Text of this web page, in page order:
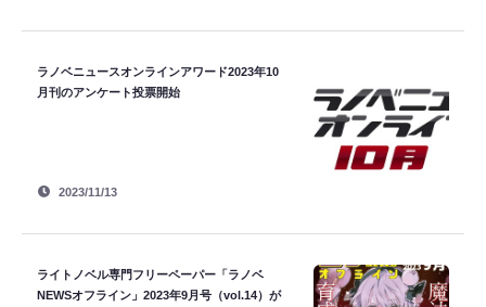
ラノベニュースオンラインアワード2023年10
月刊のアンケート投票開始
2023/11/13
ライトノベル専門フリーペーパー「ラノベ
NEWSオフライン」2023年9月号（vol.14）が